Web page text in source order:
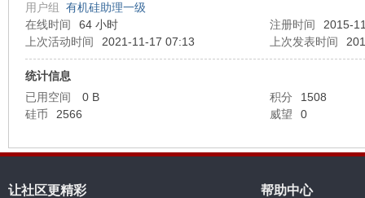
用户组 有机硅助理一级
在线时间
64 小时 注册时间
2015-
上次活动时间
2021-11-17 07:13 上次发表时间
统计信息
已用空间
0 B 积分
1508
硅币
2566 威望 0
让社区更精彩 帮助中心